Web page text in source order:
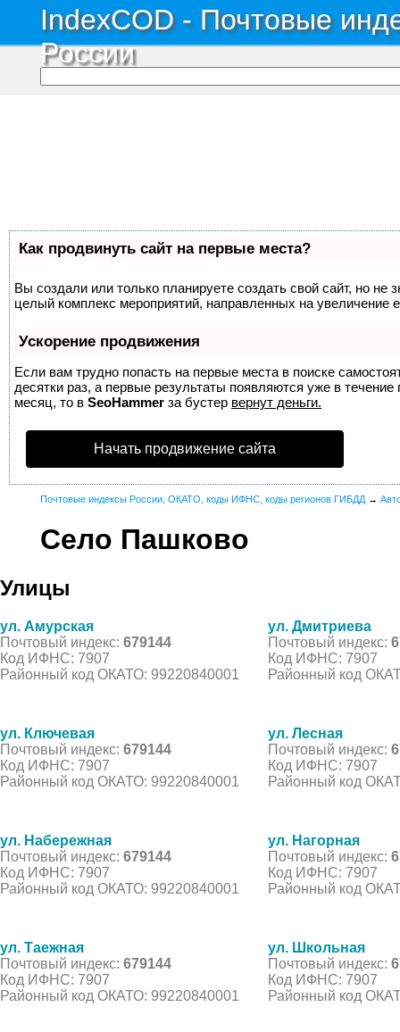
IndexCOD - Почтовые
России
Как продвинуть сайт на первые места?
Вы создали или только планируете создать свой сайт, но не
целый комплекс мероприятий, направленных на увеличение
Ускорение продвижения
Если вам трудно попасть на первые места в поиске
десятки раз, а первые результаты появляются уже в
месяц, то в SeoHammer за бустер вернут деньги.
Начать продвижение сайта
Почтовые индексы России, ОКАТО, коды ИФНС, коды регионов ГИБДД →
Село Пашково
Улицы
ул. Амурская
Почтовый индекс: 679144
Код ИФНС: 7907
Районный код ОКАТО: 99220840001
ул. Дмитриева
Почтовый индекс:
Код ИФНС: 7907
Районный код
ул. Ключевая
Почтовый индекс: 679144
Код ИФНС: 7907
Районный код ОКАТО: 99220840001
ул. Лесная
Почтовый индекс:
Код ИФНС: 7907
Районный код
ул. Набережная
Почтовый индекс: 679144
Код ИФНС: 7907
Районный код ОКАТО: 99220840001
ул. Нагорная
Почтовый индекс:
Код ИФНС: 7907
Районный код
ул. Таежная
Почтовый индекс: 679144
Код ИФНС: 7907
Районный код ОКАТО: 99220840001
ул. Школьная
Почтовый индекс:
Код ИФНС: 7907
Районный код